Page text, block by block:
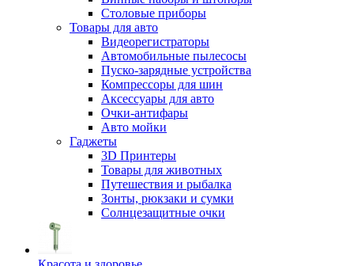
Столовые приборы
Товары для авто
Видеорегистраторы
Автомобильные пылесосы
Пуско-зарядные устройства
Компрессоры для шин
Аксессуары для авто
Очки-антифары
Авто мойки
Гаджеты
3D Принтеры
Товары для животных
Путешествия и рыбалка
Зонты, рюкзаки и сумки
Солнцезащитные очки